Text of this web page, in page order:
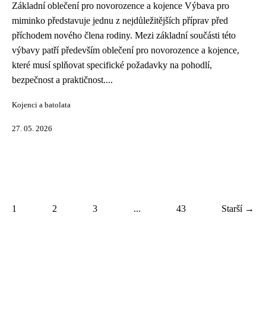
Základní oblečení pro novorozence a kojence Výbava pro
miminko představuje jednu z nejdůležitějších příprav před
příchodem nového člena rodiny. Mezi základní součásti této
výbavy patří především oblečení pro novorozence a kojence,
které musí splňovat specifické požadavky na pohodlí,
bezpečnost a praktičnost....
Kojenci a batolata
27. 05. 2026
1 2 3 ... 43 Starší →